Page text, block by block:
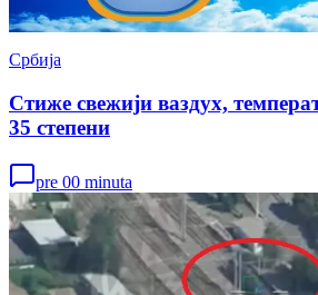
Србија
Стиже свежији ваздух,
35 степени
pre 00 minuta